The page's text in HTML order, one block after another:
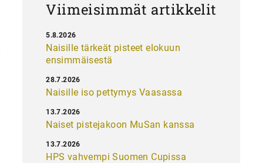
Viimeisimmät artikkelit
Naisille tärkeät pisteet elokuun
ensimmäisestä
5.8.2026
Naisille iso pettymys Vaasassa
28.7.2026
Naiset pistejakoon MuSan kanssa
13.7.2026
HPS vahvempi Suomen Cupissa
13.7.2026